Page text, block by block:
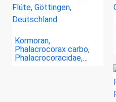
Kormoran,
Phalacrocorax carbo,
Phalacrocoracidae,…